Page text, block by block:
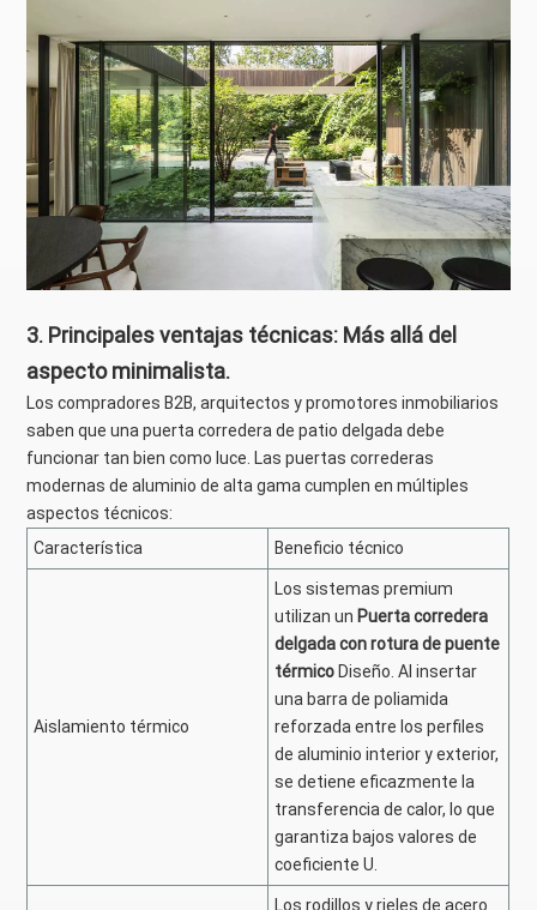
3. Principales ventajas técnicas: Más allá del
aspecto minimalista.
Los compradores B2B, arquitectos y promotores inmobiliarios
saben que una puerta corredera de patio delgada debe
funcionar tan bien como luce. Las puertas correderas
modernas de aluminio de alta gama cumplen en múltiples
aspectos técnicos:
Característica
Beneficio técnico
Aislamiento térmico
Los sistemas premium
utilizan un Puerta corredera
delgada con rotura de puente
térmico Diseño. Al insertar
una barra de poliamida
reforzada entre los perfiles
de aluminio interior y exterior,
se detiene eficazmente la
transferencia de calor, lo que
garantiza bajos valores de
coeficiente U.
Los rodillos y rieles de acero